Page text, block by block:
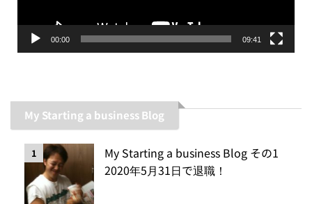
00:00 09:41
My Starting a business Blog
1
My Starting a business Blog その1
2020年5月31日で退職！